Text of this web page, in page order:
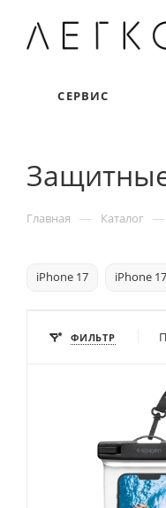
СЕРВИС
Главная — Каталог —
iPhone 17 iPhone
ФИЛЬТР